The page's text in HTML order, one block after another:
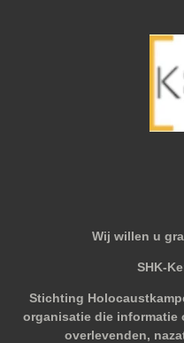
Wij willen u
SHK-
Stichting
organisatie die informatie
overlevenden,